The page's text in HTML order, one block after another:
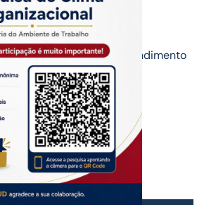
ESJUD
Horário de Atendimento
07 às 14 horas​
® | Escola do Poder Judiciário
os direitos reservados